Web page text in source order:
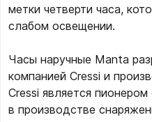
метки четверти часа,
слабом освещении.
Часы наручные Manta
компанией Cressi и
Cressi является
в производстве